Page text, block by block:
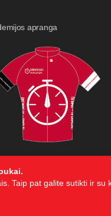
apranga
Taip pat galite sutikti ir su